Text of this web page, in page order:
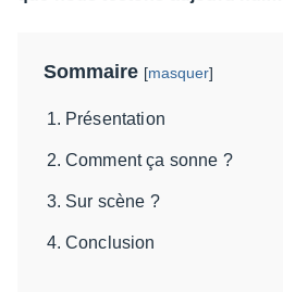
Sommaire [masquer]
Présentation
Comment ça sonne ?
Sur scène ?
Conclusion